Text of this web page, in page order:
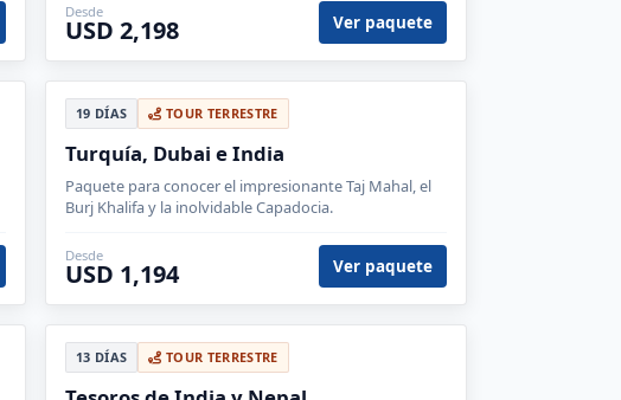
Desde
USD 2,198 Ver paquete
19 DÍAS TOUR TERRESTRE
Turquía, Dubai e India
Paquete para conocer el impresionante Taj Mahal, el
Burj Khalifa y la inolvidable Capadocia.
Desde
USD 1,194 Ver paquete
13 DÍAS TOUR TERRESTRE